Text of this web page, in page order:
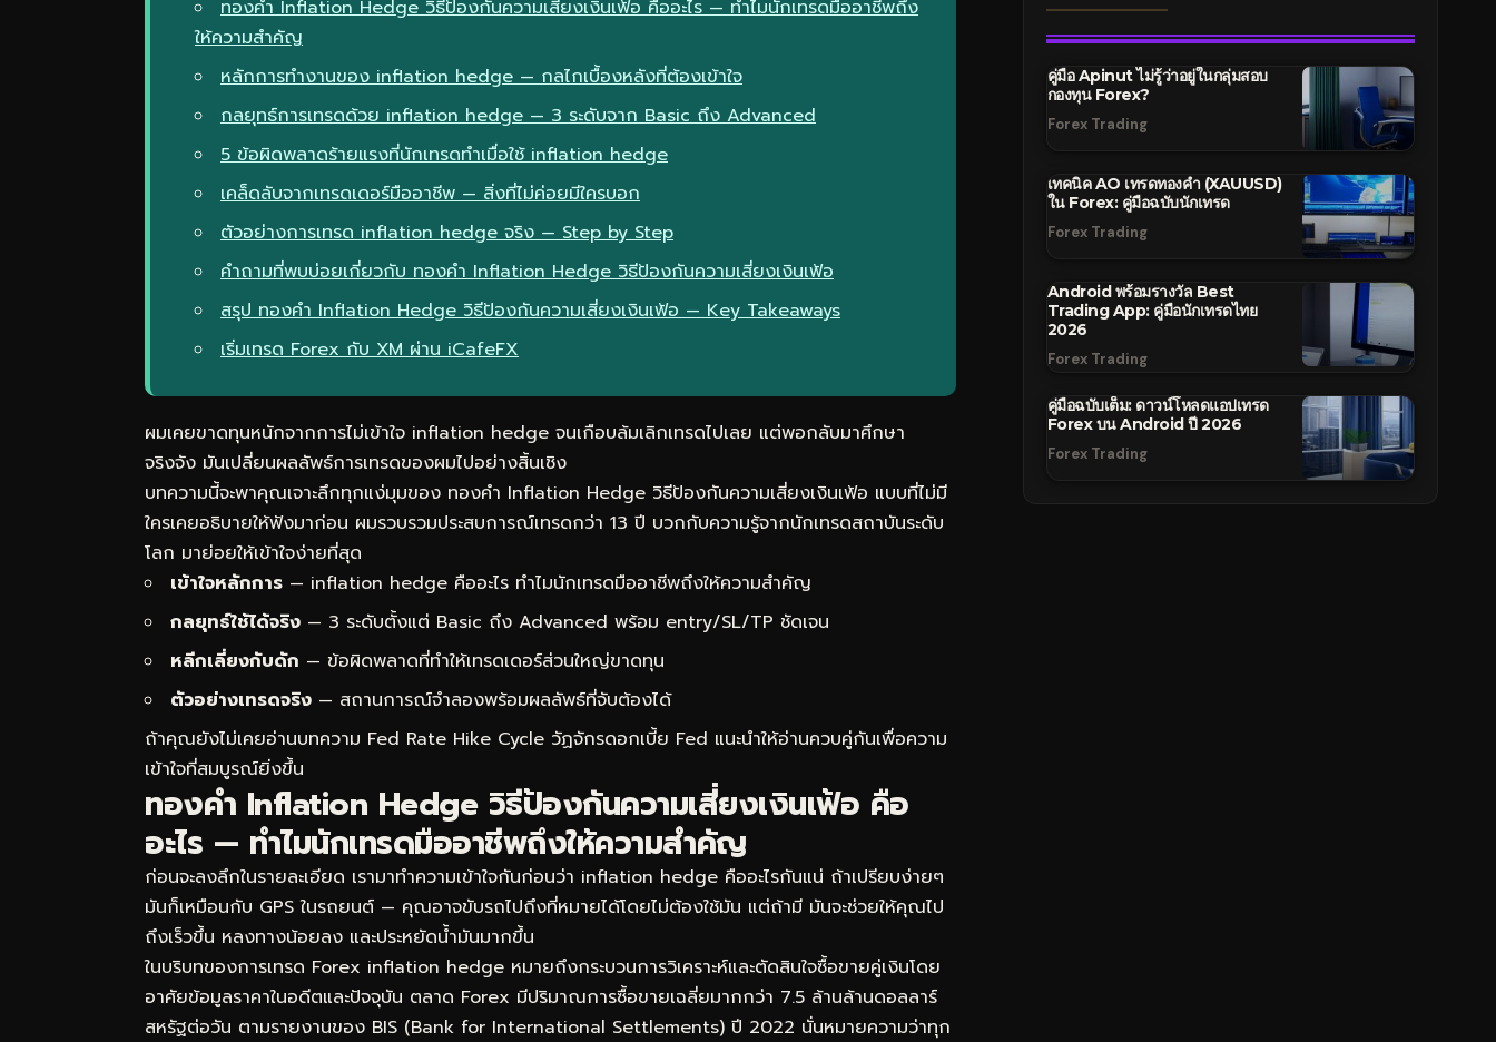
ทองคำ Inflation Hedge วิธีป้องกันความเสี่ยงเงินเฟ้อ คืออะไร — ทำไมนักเทรดมืออาชีพถึง
ให้ความสำคัญ
หลักการทำงานของ inflation hedge — กลไกเบื้องหลังที่ต้องเข้าใจ
กลยุทธ์การเทรดด้วย inflation hedge — 3 ระดับจาก Basic ถึง Advanced
5 ข้อผิดพลาดร้ายแรงที่นักเทรดทำเมื่อใช้ inflation hedge
เคล็ดลับจากเทรดเดอร์มืออาชีพ — สิ่งที่ไม่ค่อยมีใครบอก
ตัวอย่างการเทรด inflation hedge จริง — Step by Step
คำถามที่พบบ่อยเกี่ยวกับ ทองคำ Inflation Hedge วิธีป้องกันความเสี่ยงเงินเฟ้อ
สรุป ทองคำ Inflation Hedge วิธีป้องกันความเสี่ยงเงินเฟ้อ — Key Takeaways
เริ่มเทรด Forex กับ XM ผ่าน iCafeFX
ผมเคยขาดทุนหนักจากการไม่เข้าใจ inflation hedge จนเกือบล้มเลิกเทรดไปเลย แต่พอกลับมาศึกษา
จริงจัง มันเปลี่ยนผลลัพธ์การเทรดของผมไปอย่างสิ้นเชิง
บทความนี้จะพาคุณเจาะลึกทุกแง่มุมของ ทองคำ Inflation Hedge วิธีป้องกันความเสี่ยงเงินเฟ้อ แบบที่ไม่มี
ใครเคยอธิบายให้ฟังมาก่อน ผมรวบรวมประสบการณ์เทรดกว่า 13 ปี บวกกับความรู้จากนักเทรดสถาบันระดับ
โลก มาย่อยให้เข้าใจง่ายที่สุด
เข้าใจหลักการ — inflation hedge คืออะไร ทำไมนักเทรดมืออาชีพถึงให้ความสำคัญ
กลยุทธ์ใช้ได้จริง — 3 ระดับตั้งแต่ Basic ถึง Advanced พร้อม entry/SL/TP ชัดเจน
หลีกเลี่ยงกับดัก — ข้อผิดพลาดที่ทำให้เทรดเดอร์ส่วนใหญ่ขาดทุน
ตัวอย่างเทรดจริง — สถานการณ์จำลองพร้อมผลลัพธ์ที่จับต้องได้
ถ้าคุณยังไม่เคยอ่านบทความ Fed Rate Hike Cycle วัฏจักรดอกเบี้ย Fed แนะนำให้อ่านควบคู่กันเพื่อความ
เข้าใจที่สมบูรณ์ยิ่งขึ้น
ทองคำ Inflation Hedge วิธีป้องกันความเสี่ยงเงินเฟ้อ คือ
อะไร — ทำไมนักเทรดมืออาชีพถึงให้ความสำคัญ
ก่อนจะลงลึกในรายละเอียด เรามาทำความเข้าใจกันก่อนว่า inflation hedge คืออะไรกันแน่ ถ้าเปรียบง่ายๆ
มันก็เหมือนกับ GPS ในรถยนต์ — คุณอาจขับรถไปถึงที่หมายได้โดยไม่ต้องใช้มัน แต่ถ้ามี มันจะช่วยให้คุณไป
ถึงเร็วขึ้น หลงทางน้อยลง และประหยัดน้ำมันมากขึ้น
ในบริบทของการเทรด Forex inflation hedge หมายถึงกระบวนการวิเคราะห์และตัดสินใจซื้อขายคู่เงินโดย
อาศัยข้อมูลราคาในอดีตและปัจจุบัน ตลาด Forex มีปริมาณการซื้อขายเฉลี่ยมากกว่า 7.5 ล้านล้านดอลลาร์
สหรัฐต่อวัน ตามรายงานของ BIS (Bank for International Settlements) ปี 2022 นั่นหมายความว่าทุก
คู่มือ Apinut ไม่รู้ว่าอยู่ในกลุ่มสอบ
กองทุน Forex?
Forex Trading
เทคนิค AO เทรดทองคำ (XAUUSD)
ใน Forex: คู่มือฉบับนักเทรด
Forex Trading
Android พร้อมรางวัล Best
Trading App: คู่มือนักเทรดไทย
2026
Forex Trading
คู่มือฉบับเต็ม: ดาวน์โหลดแอปเทรด
Forex บน Android ปี 2026
Forex Trading